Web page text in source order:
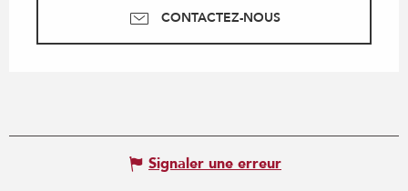
CONTACTEZ-NOUS
Signaler une erreur